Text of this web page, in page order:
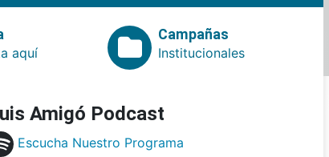
aquí
Campañas
Institucionales
Amigó Podcast
Escucha Nuestro Programa